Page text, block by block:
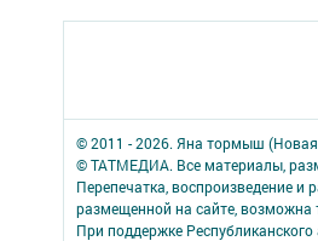
© 2011 - 2026. Яна тормыш
© ТАТМЕДИА. Все материалы,
Перепечатка, воспроизведение
размещенной на сайте, возможна
При поддержке